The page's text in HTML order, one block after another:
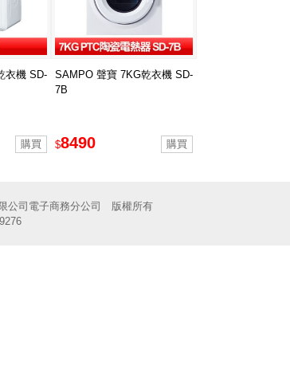
衣機 SD-
SAMPO 聲寶 7KG乾衣機 SD-
7B
$8490
公司電子商務分公司 版權所有